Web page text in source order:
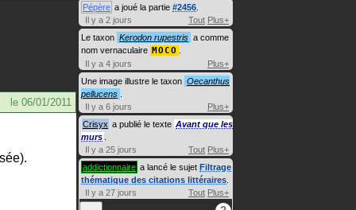
le 06/01/2011
Pépère a joué la partie #2456
Il y a 2 jours
Tout Plus+
Le taxon Kerodon rupestris a comme
nom vernaculaire MOCO
Il y a 4 jours
Plus+
Une image illustre le taxon Oecanthus
pellucens
Il y a 6 jours
Plus+
Crisyx a publié le texte Avant que les
murs
Il y a 25 jours
Tout Plus+
addictionnaire a lancé le sujet Filtrage
thématique des citations littéraires
Il y a 27 jours
Tout Plus+